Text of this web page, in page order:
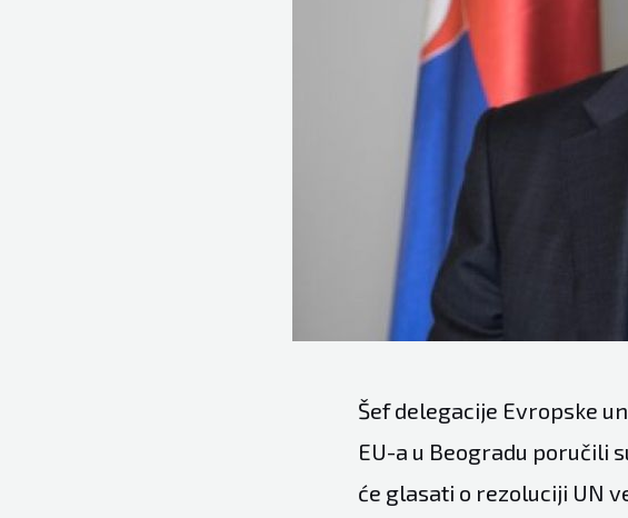
Šef delegacije Evropske
EU-a u Beogradu poručili
će glasati o rezoluciji UN